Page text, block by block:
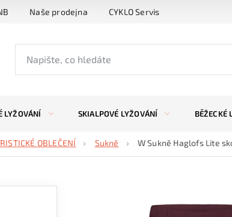
Naše prodejna CYKLO Servis
LYŽOVÁNÍ SKIALPOVÉ LYŽOVÁNÍ BĚŽECKÉ
OBLEČENÍ Sukně W Sukně Haglofs Lite